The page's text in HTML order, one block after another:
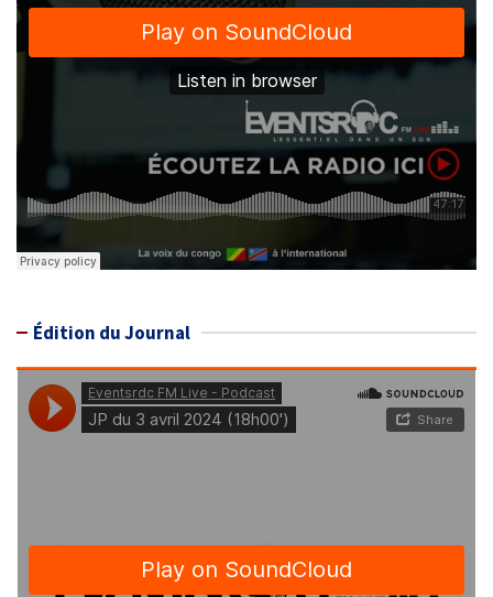
Édition du Journal